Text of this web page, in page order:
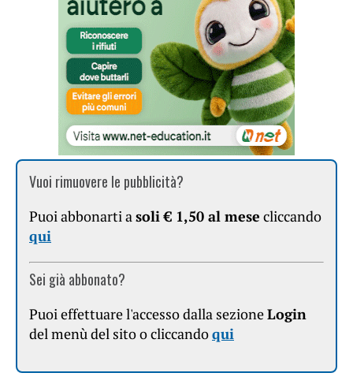
Vuoi rimuovere le pubblicità?
Puoi abbonarti asoli € 1,50 al mese cliccando
qui
Sei già abbonato?
Puoi effettuare l'accesso dalla sezioneLogin
del menù del sito o cliccandoqui